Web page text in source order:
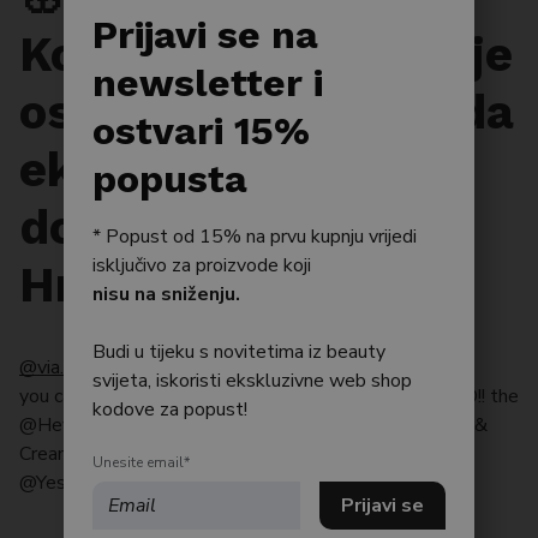
Po tipu kože
Bestseller
Njega tijela
Njega kose
Korejski brend koji je
osvojio svijet — sada
ekskluzivno
dostupan u
Hrvatskoj na Lily.hr
@via..li
you can never go wrong with salmon sperm 🍣 ALSOO!! the
@Heveblue Cosmetics Salmon Caring Centella Toner &
Cream are 40% off from June 10-17th and use my
@YesStyle code VIAHB12 for 12% off !
Prijavi se na
newsletter i
ostvari 15%
popusta
* Popust od 15% na prvu kupnju vrijedi
isključivo za proizvode koji
nisu na sniženju.
Budi u tijeku s novitetima iz beauty
svijeta, iskoristi ekskluzivne web shop
kodove za popust!
Unesite email*